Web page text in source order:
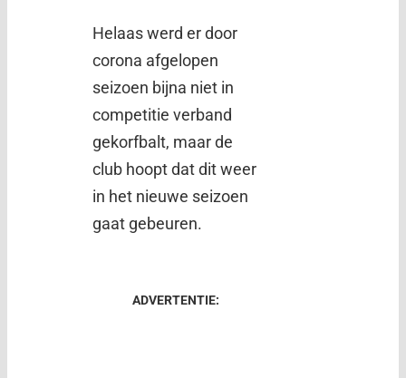
Helaas werd er door
corona afgelopen
seizoen bijna niet in
competitie verband
gekorfbalt, maar de
club hoopt dat dit weer
in het nieuwe seizoen
gaat gebeuren.
ADVERTENTIE: